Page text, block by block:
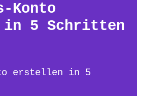
Konto
5 Schritten
erstellen in 5